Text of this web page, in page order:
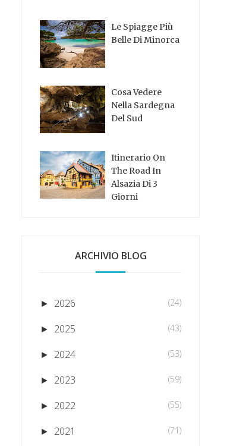
Le Spiagge Più
Belle Di Minorca
Cosa Vedere
Nella Sardegna
Del Sud
Itinerario On
The Road In
Alsazia Di 3
Giorni
ARCHIVIO BLOG
► 2026 (24)
► 2025 (43)
► 2024 (53)
► 2023 (59)
► 2022 (55)
► 2021 (71)